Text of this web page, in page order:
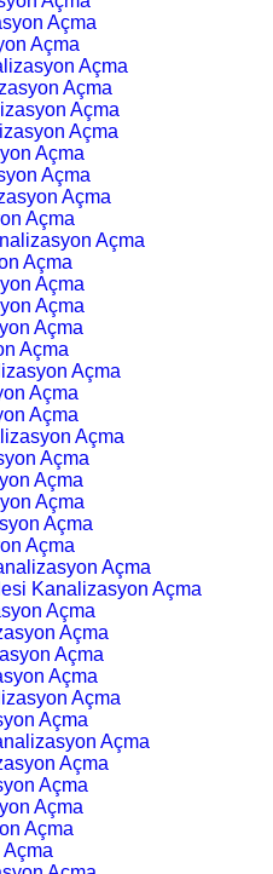
Açma
Açma
Açma
Açma
Açma
Açma
Açma
Açma
Açma
Açma
Açma
Açma
Açma
Açma
Açma
Açma
Açma
Açma
Açma
Açma
Açma
Açma
Açma
Açma
Açma
Açma
Kanalizasyon Açma
Açma
Açma
Açma
Açma
Açma
Açma
Açma
Açma
Açma
Açma
Açma